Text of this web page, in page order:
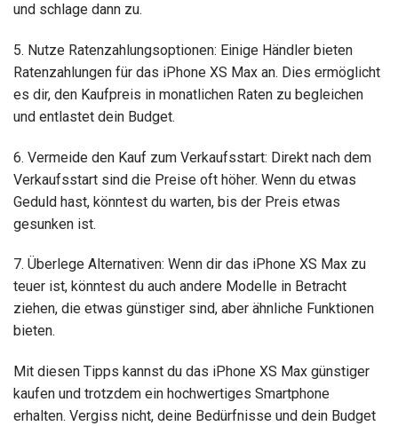
und schlage dann zu.
5. Nutze Ratenzahlungsoptionen: Einige Händler bieten
Ratenzahlungen für das iPhone XS Max an. Dies ermöglicht
es dir, den Kaufpreis in monatlichen Raten zu begleichen
und entlastet dein Budget.
6. Vermeide den Kauf zum Verkaufsstart: Direkt nach dem
Verkaufsstart sind die Preise oft höher. Wenn du etwas
Geduld hast, könntest du warten, bis der Preis etwas
gesunken ist.
7. Überlege Alternativen: Wenn dir das iPhone XS Max zu
teuer ist, könntest du auch andere Modelle in Betracht
ziehen, die etwas günstiger sind, aber ähnliche Funktionen
bieten.
Mit diesen Tipps kannst du das iPhone XS Max günstiger
kaufen und trotzdem ein hochwertiges Smartphone
erhalten. Vergiss nicht, deine Bedürfnisse und dein Budget